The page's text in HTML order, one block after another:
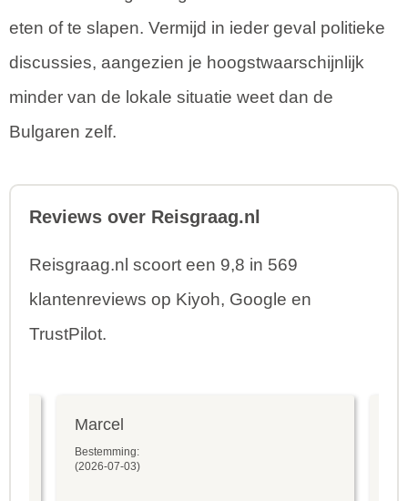
eten of te slapen. Vermijd in ieder geval politieke
discussies, aangezien je hoogstwaarschijnlijk
minder van de lokale situatie weet dan de
Bulgaren zelf.
Reviews over Reisgraag.nl
Reisgraag.nl scoort een 9,8 in 569
klantenreviews op Kiyoh, Google en
TrustPilot.
Marcel
Bestemming:
(2026-07-03)